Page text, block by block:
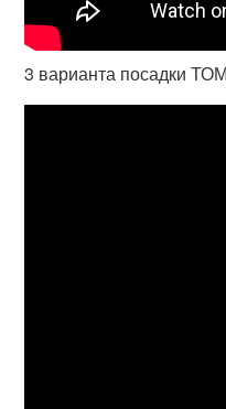
3 варианта посадки